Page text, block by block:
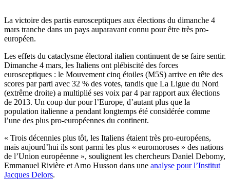
La victoire des partis eurosceptiques aux élections du dimanche 4
mars tranche dans un pays auparavant connu pour être très pro-
européen.
Les effets du cataclysme électoral italien continuent de se faire sentir.
Dimanche 4 mars, les Italiens ont plébiscité des forces
eurosceptiques : le Mouvement cinq étoiles (M5S) arrive en tête des
scores par parti avec 32 % des votes, tandis que La Ligue du Nord
(extrême droite) a multiplié ses voix par 4 par rapport aux élections
de 2013. Un coup dur pour l’Europe, d’autant plus que la
population italienne a pendant longtemps été considérée comme
l’une des plus pro-européennes du continent.
« Trois décennies plus tôt, les Italiens étaient très pro-européens,
mais aujourd’hui ils sont parmi les plus « euromoroses » des nations
de l’Union européenne », soulignent les chercheurs Daniel Debomy,
Emmanuel Rivière et Arno Husson dans une analyse pour l’Institut
Jacques Delors.